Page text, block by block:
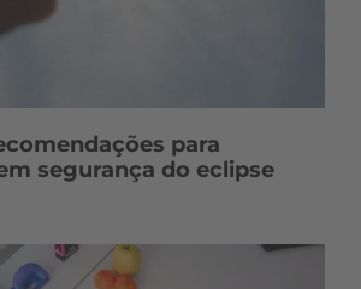
para
segurança do eclipse